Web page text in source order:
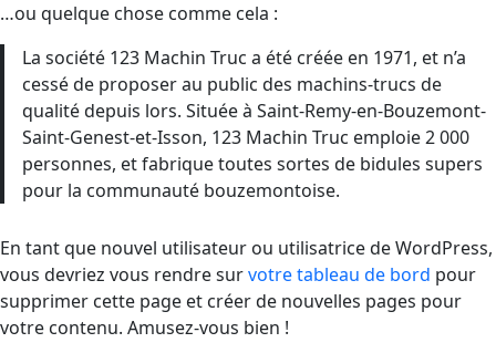
…ou quelque chose comme cela :
La société 123 Machin Truc a été créée en 1971, et n’a
cessé de proposer au public des machins-trucs de
qualité depuis lors. Située à Saint-Remy-en-Bouzemont-
Saint-Genest-et-Isson, 123 Machin Truc emploie 2 000
personnes, et fabrique toutes sortes de bidules supers
pour la communauté bouzemontoise.
En tant que nouvel utilisateur ou utilisatrice de WordPress,
vous devriez vous rendre survotre tableau de bord pour
supprimer cette page et créer de nouvelles pages pour
votre contenu. Amusez-vous bien !